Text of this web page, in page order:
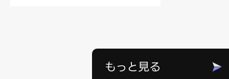
もっと見る